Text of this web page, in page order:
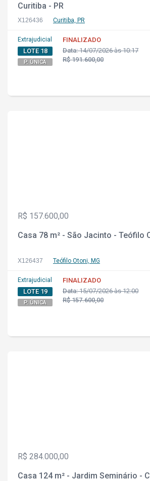
Curitiba - PR
X126436 Curitiba, PR
Extrajudicial
LOTE 18
P. ÚNICA
FINALIZADO
Data:14/07/2026 às 10:17
R$ 191.600,00
R$ 157.600,00
Casa 78 m² - São Jacinto - Teófilo
X126437 Teófilo Otoni, MG
Extrajudicial
LOTE 19
P. ÚNICA
FINALIZADO
Data:15/07/2026 às 12:00
R$ 157.600,00
R$ 284.000,00
Casa 124 m² - Jardim Seminário -